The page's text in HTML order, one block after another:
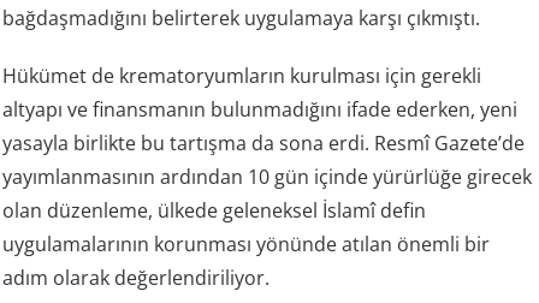
bağdaşmadığını belirterek uygulamaya karşı çıkmıştı.
Hükümet de krematoryumların kurulması için gerekli
altyapı ve finansmanın bulunmadığını ifade ederken, yeni
yasayla birlikte bu tartışma da sona erdi. Resmî Gazete’de
yayımlanmasının ardından 10 gün içinde yürürlüğe girecek
olan düzenleme, ülkede geleneksel İslamî defin
uygulamalarının korunması yönünde atılan önemli bir
adım olarak değerlendiriliyor.